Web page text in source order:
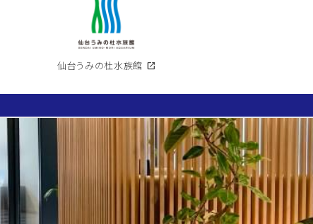
仙台うみの杜水族館 open_in_new